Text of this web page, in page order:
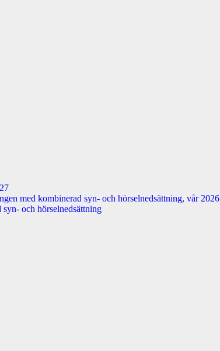
med kombinerad syn- och hörselnedsättning, vår 2026
och hörselnedsättning